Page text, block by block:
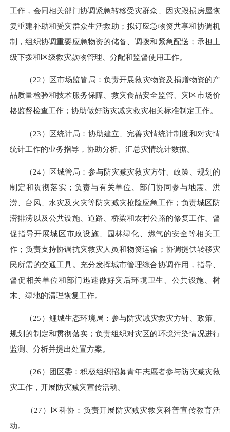
工作，会同相关部门协调紧急转移受灾群众、因灾毁损房屋恢
复重建补助和受灾群众生活救助；拟订应急物资共享和协调机
制，组织协调重要应急物资的储备、调拨和紧急配送；承担上
级下拨和区级救灾款物管理、分配和监督使用工作。
（22）区市场监管局：负责开展救灾物资及捐赠物资的产
品质量检验和技术服务保障、救灾食品安全监管、灾区市场价
格监督检查工作；协助做好防灾减灾救灾相关标准制定工作。
（23）区统计局：协助建立、完善灾情统计制度和对灾情
统计工作的业务指导，协助分析、汇总灾情统计数据。
（24）区城管局：参与防灾减灾救灾方针、政策、规划的
制定和贯彻落实；负责与有关单位、部门协同参与地震、洪
涝、台风、水灾及火灾等防灾减灾抢险应急工作；负责城区防
涝排涝以及公共设施、道路、桥梁和农村公路的修复工作。督
促指导开展城区市政设施、园林绿化、燃气的安全等相关工
作；负责支持协调抗灾救灾人员和物资运输；协调提供转移灾
民所需的交通工具。充分发挥城市管理综合协调作用，指导、
督促相关单位和部门迅速做好灾后环境卫生、公共设施、树
木、绿地的清理恢复工作。
（25）鲤城生态环境局：参与防灾减灾救灾方针、政策、
规划的制定和贯彻落实；负责组织对灾区的环境污染情况进行
监测、分析并提出处置方案。
（26）团区委：积极组织招募青年志愿者参与防灾减灾救
灾工作，开展防灾减灾宣传活动。
（27）区科协：负责开展防灾减灾救灾科普宣传教育活
动。